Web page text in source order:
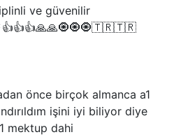
ve güvenilir
önce birçok almanca a1
işini iyi biliyor diye
mektup dahi